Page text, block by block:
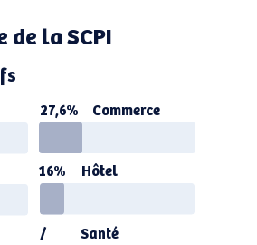
de la SCPI
27,6% Commerce
16% Hôtel
/ Santé